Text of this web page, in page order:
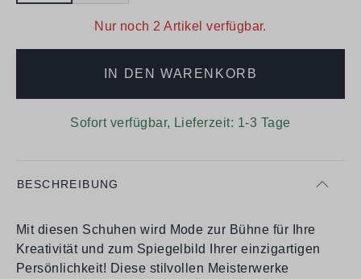
Nur noch 2 Artikel verfügbar.
IN DEN WARENKORB
Sofort verfügbar, Lieferzeit: 1-3 Tage
BESCHREIBUNG
Mit diesen Schuhen wird Mode zur Bühne für Ihre
Kreativität und zum Spiegelbild Ihrer einzigartigen
Persönlichkeit! Diese stilvollen Meisterwerke